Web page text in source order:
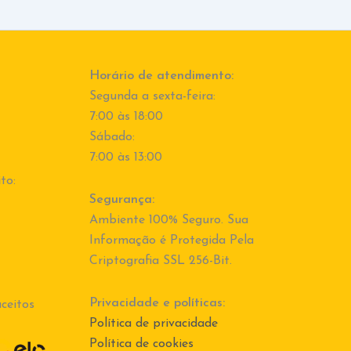
Horário de atendimento:
Segunda a sexta-feira:
7:00 às 18:00
Sábado:
7:00 às 13:00
Segurança:
Ambiente 100% Seguro. Sua
Informação é Protegida Pela
Criptografia SSL 256-Bit.
Privacidade e políticas:
Política de privacidade
Política de cookies